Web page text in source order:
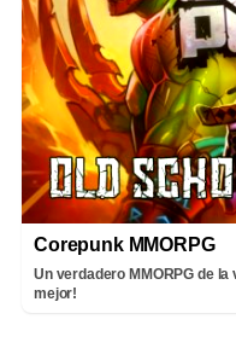
Corepunk MMORPG
Un verdadero MMORPG de
mejor!